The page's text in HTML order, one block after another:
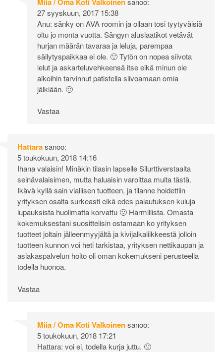
27 syyskuun, 2017 15:38
Anu: sänky on AVA roomin ja ollaan tosi tyytyväisiä
oltu jo monta vuotta. Sängyn aluslaatikot vetävät
hurjan määrän tavaraa ja leluja, parempaa
säilytyspaikkaa ei ole. 🙂 Tytön on nopea siivota
lelut ja askarteluvehkeensä itse eikä minun ole
aikoihin tarvinnut patistella siivoamaan omia
jälkiään. 🙂
Vastaa
Hattarasanoo:
5 toukokuun, 2018 14:16
Ihana valaisin! Minäkin tilasin lapselle Silurttiverstaalta
seinävalaisimen, mutta haluaisin varoittaa muita tästä.
Ikävä kyllä sain viallisen tuotteen, ja tilanne hoidettiin
yrityksen osalta surkeasti eikä edes palautuksen kuluja
lupauksista huolimatta korvattu 🙁 Harmillista. Omasta
kokemuksestani suosittelisin ostamaan ko yrityksen
tuotteet joltain jälleenmyyjältä ja kivijalkaliikkeestä jolloin
tuotteen kunnon voi heti tarkistaa, yrityksen nettikaupan ja
asiakaspalvelun hoito oli oman kokemukseni perusteella
todella huonoa.
Vastaa
Miia / Oma Koti Valkoinensanoo:
5 toukokuun, 2018 17:21
Hattara: voi ei, todella kurja juttu. 🙁